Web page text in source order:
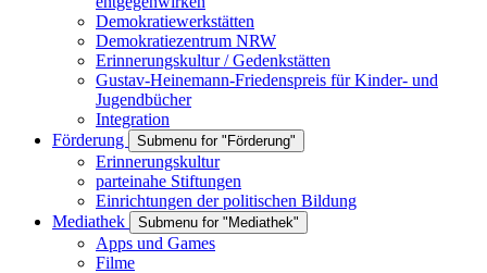
Demokratiewerkstätten
Demokratiezentrum NRW
Erinnerungskultur / Gedenkstätten
Gustav-Heinemann-Friedenspreis für Kinder- und
Jugendbücher
Integration
Förderung
Submenu for "Förderung"
Erinnerungskultur
parteinahe Stiftungen
Einrichtungen der politischen Bildung
Mediathek
Submenu for "Mediathek"
Apps und Games
Filme